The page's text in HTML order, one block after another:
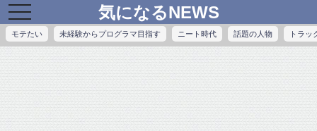
toggle
navigation
気になるNEWS
モテたい 未経験からプログラマ目指す ニート時代 話題の人物 トラッ